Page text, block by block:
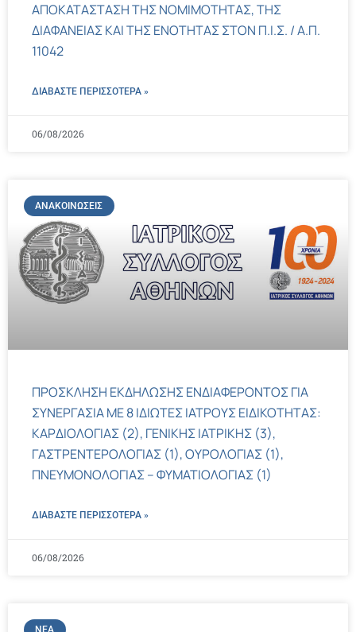
ΑΠΟΚΑΤΑΣΤΑΣΗ ΤΗΣ ΝΟΜΙΜΟΤΗΤΑΣ, ΤΗΣ
ΔΙΑΦΑΝΕΙΑΣ ΚΑΙ ΤΗΣ ΕΝΟΤΗΤΑΣ ΣΤΟΝ Π.Ι.Σ. / Α.Π.
11042
ΔΙΑΒΑΣΤΕ ΠΕΡΙΣΣΌΤΕΡΑ »
06/08/2026
ΑΝΑΚΟΙΝΏΣΕΙΣ
ΠΡΟΣΚΛΗΣΗ ΕΚΔΗΛΩΣΗΣ ΕΝΔΙΑΦΕΡΟΝΤΟΣ ΓΙΑ
ΣΥΝΕΡΓΑΣΙΑ ΜΕ 8 ΙΔΙΩΤΕΣ ΙΑΤΡΟΥΣ ΕΙΔΙΚΟΤΗΤΑΣ:
ΚΑΡΔΙΟΛΟΓΙΑΣ (2), ΓΕΝΙΚΗΣ ΙΑΤΡΙΚΗΣ (3),
ΓΑΣΤΡΕΝΤΕΡΟΛΟΓΙΑΣ (1), ΟΥΡΟΛΟΓΙΑΣ (1),
ΠΝΕΥΜΟΝΟΛΟΓΙΑΣ – ΦΥΜΑΤΙΟΛΟΓΙΑΣ (1)
ΔΙΑΒΑΣΤΕ ΠΕΡΙΣΣΌΤΕΡΑ »
06/08/2026
ΝΈΑ